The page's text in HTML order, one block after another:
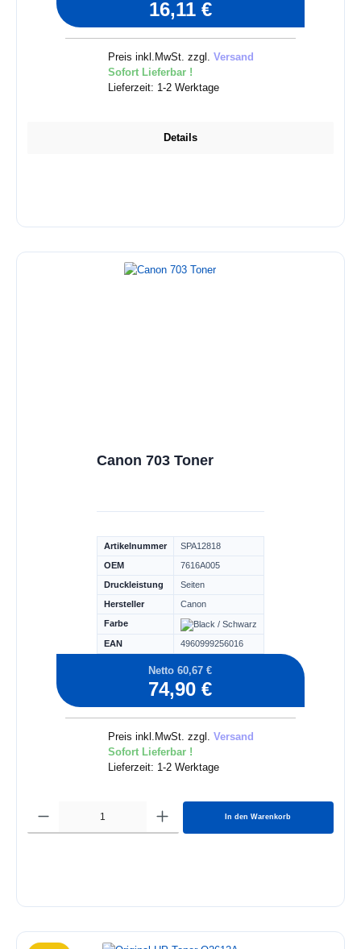
16,11 €
Preis inkl.MwSt. zzgl. Versand
Sofort Lieferbar !
Lieferzeit: 1-2 Werktage
Details
Canon 703 Toner
Artikelnummer
SPA12818
OEM
7616A005
Druckleistung
Seiten
Hersteller
Canon
Farbe
EAN 4960999256016
Netto 60,67 €
74,90 €
Preis inkl.MwSt. zzgl. Versand
Sofort Lieferbar !
Lieferzeit: 1-2 Werktage
In den Warenkorb